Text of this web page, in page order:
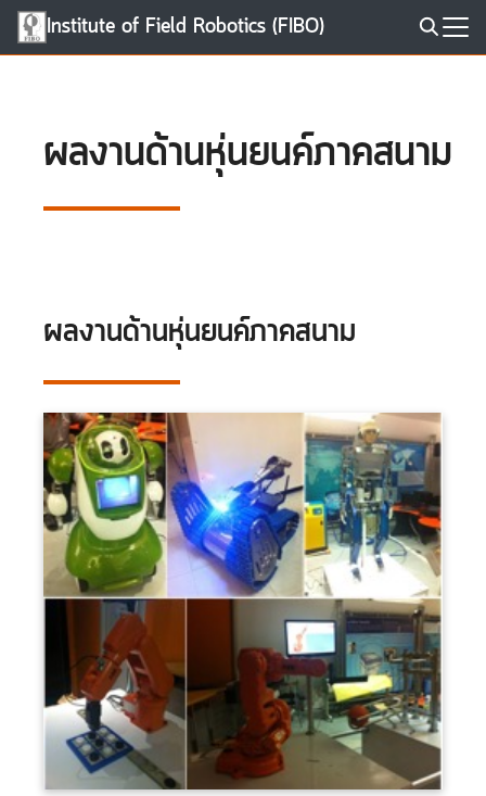
Skip
Institute of Field Robotics (FIBO)
ผลงานด้านหุ่นยนค์ภาคสนาม
ผลงานด้านหุ่นยนค์ภาคสนาม